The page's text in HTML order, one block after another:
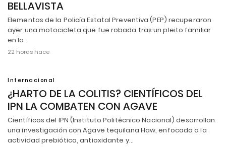
BELLAVISTA
Elementos de la Policía Estatal Preventiva (PEP) recuperaron
ayer una motocicleta que fue robada tras un pleito familiar
en la…
22 horas hace
Internacional
¿HARTO DE LA COLITIS? CIENTÍFICOS DEL
IPN LA COMBATEN CON AGAVE
Científicos del IPN (Instituto Politécnico Nacional) desarrollan
una investigación con Agave tequilana Haw, enfocada a la
actividad prebiótica, antioxidante y…